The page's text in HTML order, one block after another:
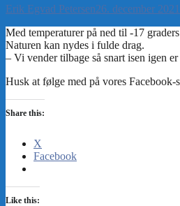
Erik Egvad Petersen26. december 2021
Share this:
X
Facebook
Like this: